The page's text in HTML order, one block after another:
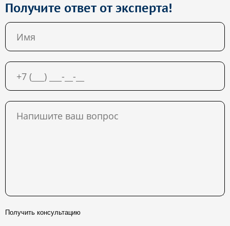
Получите ответ от эксперта!
Получить консультацию